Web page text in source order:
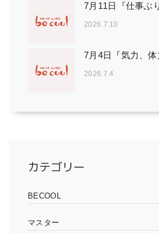
7月11日『仕事ぶ
2026.7.10
7月4日『気力、体
2026.7.4
カテゴリー
BECOOL
マスター